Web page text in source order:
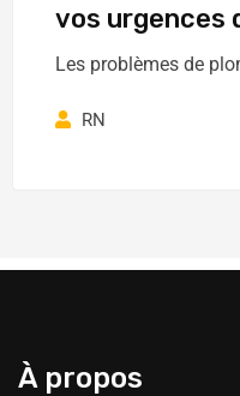
vos urgences
Les problèmes de
RN
À propos